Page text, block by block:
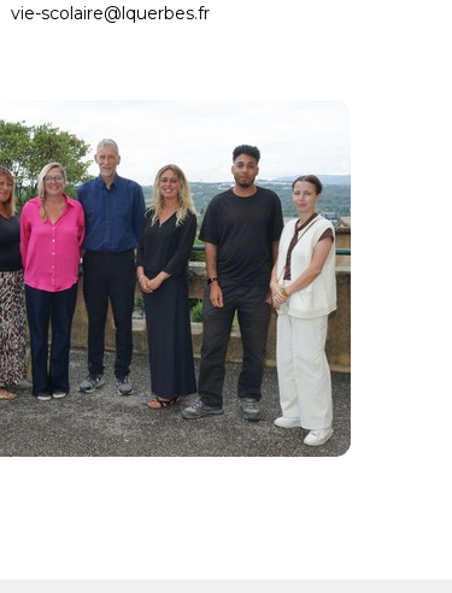
vie-scolaire@lquerbes.fr